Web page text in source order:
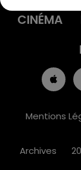
CINÉMA
Mentions
Archives